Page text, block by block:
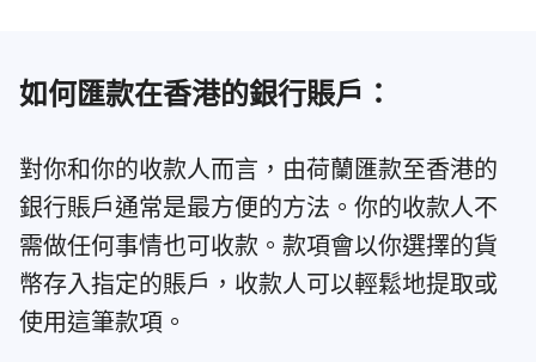
如何匯款在香港的銀行賬戶：
對你和你的收款人而言，由荷蘭匯款至香港的
銀行賬戶通常是最方便的方法。你的收款人不
需做任何事情也可收款。款項會以你選擇的貨
幣存入指定的賬戶，收款人可以輕鬆地提取或
使用這筆款項。